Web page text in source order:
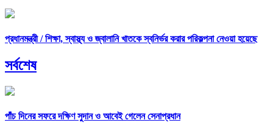
প্রধানমন্ত্রী /শিক্ষা, স্বাস্থ্য ও জ্বালানি খাতকে স্বনির্ভর করার পরিকল্পনা নেওয়া হয়েছে
সর্বশেষ
পাঁচ দিনের সফরে দক্ষিণ সুদান ও আবেই গেলেন সেনাপ্রধান